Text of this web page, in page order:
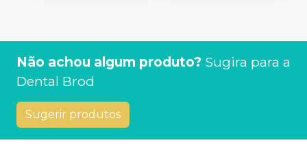
Não achou algum produto? Sugira para a
Dental Brod
Sugerir produtos